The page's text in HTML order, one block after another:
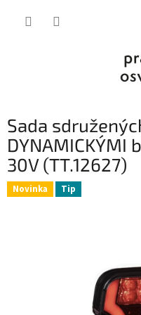
Sada
DYNAMICKÝMI
30V (TT.12627)
Novinka Tip